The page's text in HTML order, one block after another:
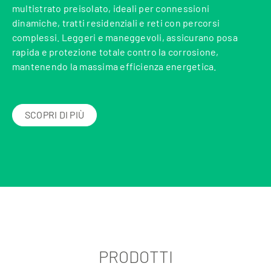
multistrato preisolato, ideali per connessioni
dinamiche, tratti residenziali e reti con percorsi
complessi. Leggeri e maneggevoli, assicurano posa
rapida e protezione totale contro la corrosione,
mantenendo la massima efficienza energetica.
SCOPRI DI PIÙ
PRODOTTI